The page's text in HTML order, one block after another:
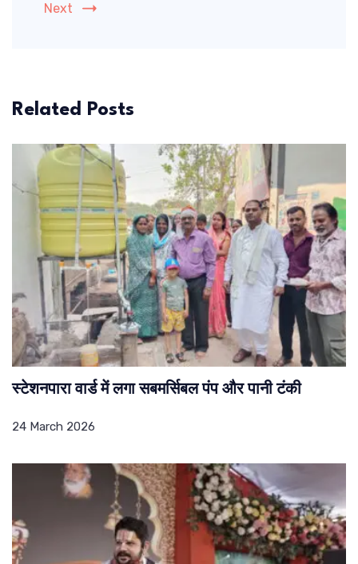
Next
Related Posts
स्टेशनपारा वार्ड में लगा सबमर्सिबल पंप और पानी टंकी
24 March 2026